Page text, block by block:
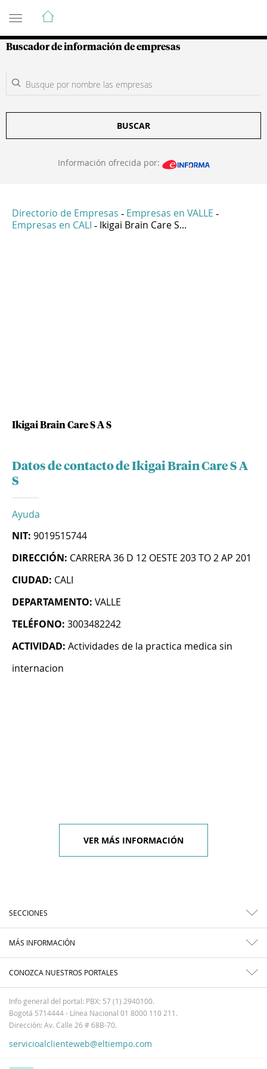
Guía de Empresas Colombianas
Buscador de información de empresas
BUSCAR
Información ofrecida por:
Directorio de Empresas - Empresas en VALLE -
Empresas en CALI - Ikigai Brain Care S...
Ikigai Brain Care S A S
Datos de contacto de Ikigai Brain Care S A
S
Ayuda
NIT: 9019515744
DIRECCIÓN: CARRERA 36 D 12 OESTE 203 TO 2 AP 201
CIUDAD: CALI
DEPARTAMENTO: VALLE
TELÉFONO: 3003482242
ACTIVIDAD: Actividades de la practica medica sin
internacion
VER MÁS INFORMACIÓN
SECCIONES
MÁS INFORMACIÓN
CONOZCA NUESTROS PORTALES
Info general del portal: PBX: 57 (1) 2940100.
Bogotá 5714444 - Línea Nacional 01 8000 110 211.
Dirección: Av. Calle 26 # 68B-70.
servicioalclienteweb@eltiempo.com